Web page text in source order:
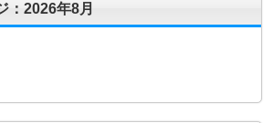
：2026年8月